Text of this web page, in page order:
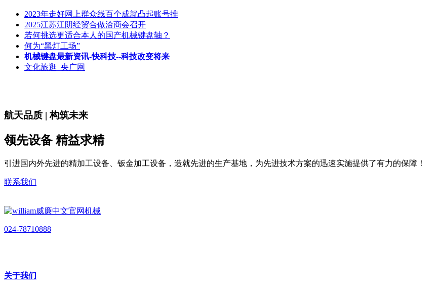
2023年走好网上群众线百个成就凸起账号推
2025江苏江阴经贸合做洽商会召开
若何挑选更适合本人的国产机械键盘轴？
何为“黑灯工场”
机械键盘最新资讯-快科技--科技改变将来
文化旅逛_央广网
航天品质 | 构筑未来
领先设备 精益求精
引进国内外先进的精加工设备、钣金加工设备，造就先进的生产基地，为先进技术方案的迅速实施提供了有力的保障！
联系我们
024-78710888
关于我们